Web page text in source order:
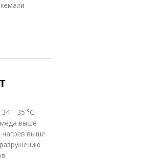
34—35 °C,
мёда выше
нагрев выше